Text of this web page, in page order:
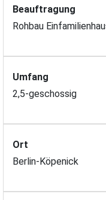
Beauftragung
Rohbau
Umfang
2,5-geschossig
Ort
Berlin-Köpenick